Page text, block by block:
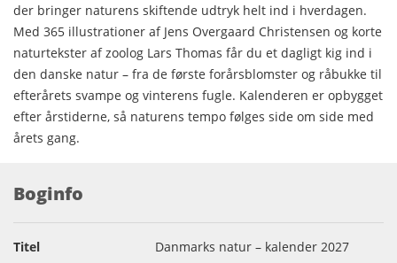
der bringer naturens skiftende udtryk helt ind i hverdagen.
Med 365 illustrationer af Jens Overgaard Christensen og korte
naturtekster af zoolog Lars Thomas får du et dagligt kig ind i
den danske natur – fra de første forårsblomster og råbukke til
efterårets svampe og vinterens fugle. Kalenderen er opbygget
efter årstiderne, så naturens tempo følges side om side med
årets gang.
Boginfo
Titel
Danmarks natur – kalender 2027